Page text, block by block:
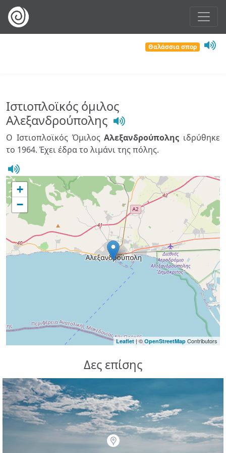
Θαλάσσια σπορ
Ιστιοπλοϊκός όμιλος
Αλεξανδρούπολης
Ο Ιστιοπλοϊκός ΌμιλοςΑλεξανδρούπολης ιδρύθηκε
το 1964. Έχει έδρα το λιμάνι της πόλης.
+
−
Leaflet| © OpenStreetMap Contributors
Δες επίσης